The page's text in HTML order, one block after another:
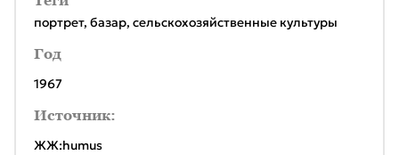
портрет, базар, сельскохозяйственные культуры
Год
1967
Источник:
ЖЖ:humus